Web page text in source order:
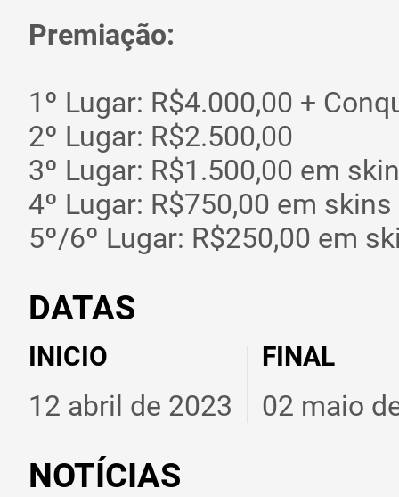
Premiação:
1º Lugar: R$4.000,00 +
2º Lugar: R$2.500,00
3º Lugar: R$1.500,00 em
4º Lugar: R$750,00 em skins
5º/6º Lugar: R$250,00 em
DATAS
INICIO
12 abril de 2023
FINAL
02 maio
NOTÍCIAS